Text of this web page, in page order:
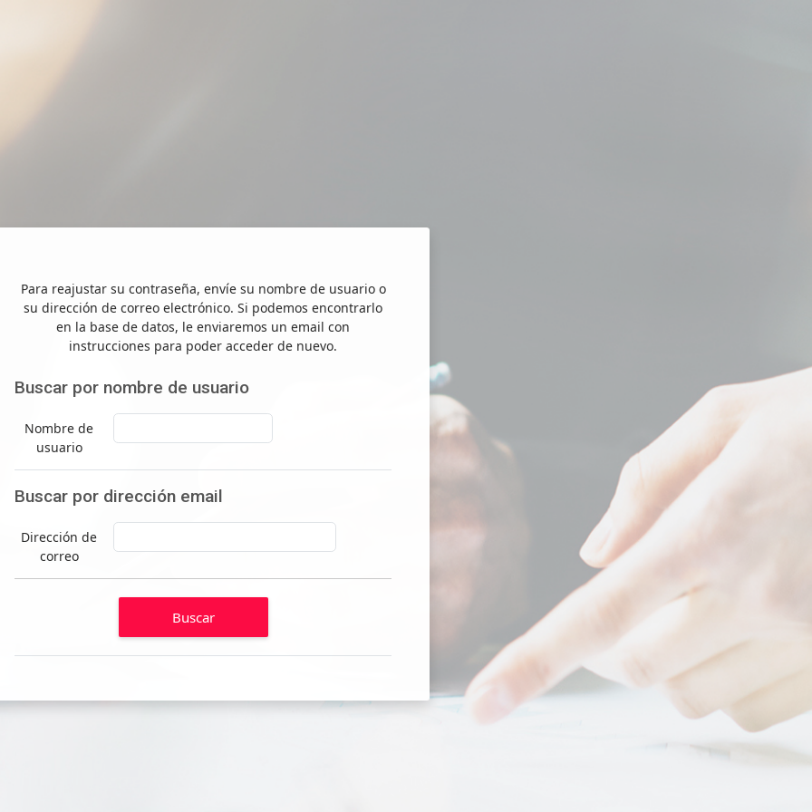
Para reajustar su contraseña, envíe su nombre de usuario o
su dirección de correo electrónico. Si podemos encontrarlo
en la base de datos, le enviaremos un email con
instrucciones para poder acceder de nuevo.
Buscar por nombre de usuario
Buscar por nombre de usuario
Nombre de
usuario
Buscar por dirección email
Buscar por dirección email
Dirección de
correo